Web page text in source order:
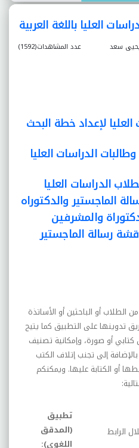
العليا باللغة العربية
عدد المشاهدات(1592) سعد
لإعداد خطة البحث
الدراسات العليا
الدراسات العليا
الماجستير والدكتوراه
رسالة الماجستير
أو الباحثين أو الأساتذة
تدوينها على التطبيق كما يتيح
أو صورة، وإمكانية تصنيف
إلى تجنب إتلاف الكتب
أو الكتابة عليها. ويمكنكم
الرابط
تطبيق
(المدقق
اللغوي):